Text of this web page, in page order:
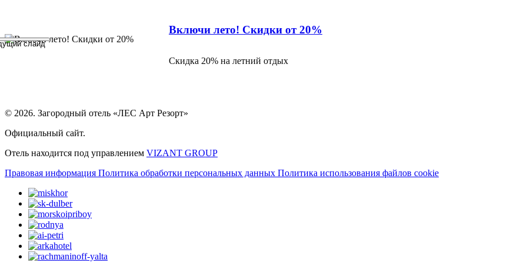
Включи лето! Скидки от 20%
Скидка 20% на летний отдых
Привилегии на отдых в Крыму и Ростове-на-Дону
ЛЕС Арт Резорт стал частью компании VIZANT, в управлении
День Рождения в LES Art Resort
Идеальное место для праздника в компании близких и родных: природа, комфорт,
Отпуск в ЛЕСу
Скидка 15% по акции "Отпуск в ЛЕСу" при бронировании отдыха длительностью от 5 ночей.
Раннее бронирование
Запланируйте свой отдых заранее и получите скидку 10% на бронирование!
слайд
© 2026. Загородный отель «ЛЕС Арт Резорт»
Официальный сайт.
Отель находится под управлением VIZANT GROUP
Правовая информация Политика обработки персональных данных Политика использования файлов cookie